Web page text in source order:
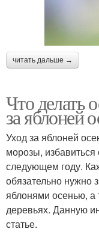
читать дальше →
Что делать
за яблоней
Уход за яблоней
морозы,
следующем году.
обязательно нужно
яблонями осенью, а
деревьях. Данную
статье.